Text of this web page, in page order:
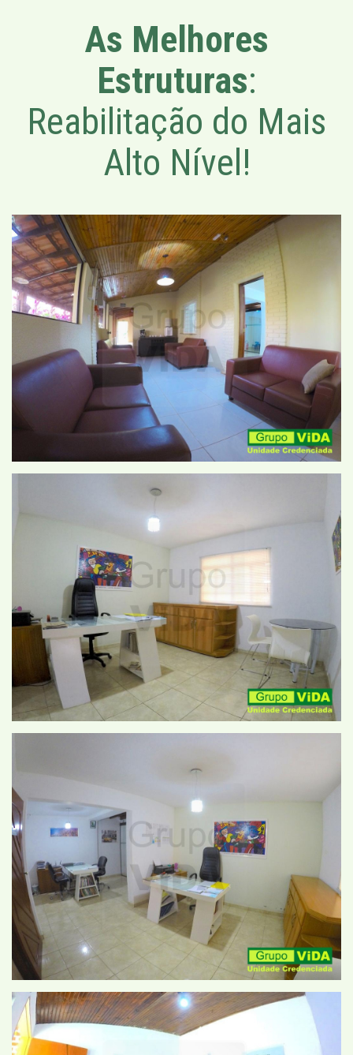
As Melhores
Estruturas:
Reabilitação do Mais
Alto Nível!